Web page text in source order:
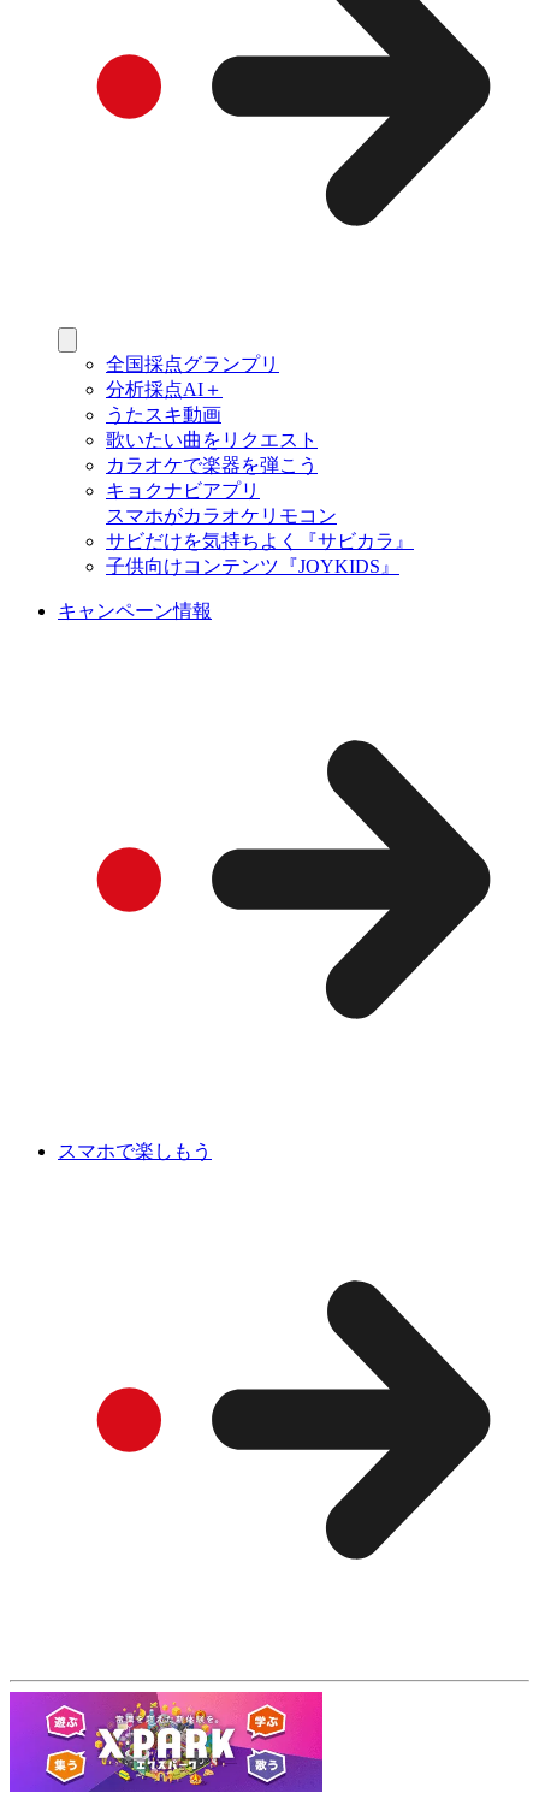
全国採点グランプリ
分析採点AI＋
うたスキ動画
歌いたい曲をリクエスト
カラオケで楽器を弾こう
キョクナビアプリ
スマホがカラオケリモコン
サビだけを気持ちよく『サビカラ』
子供向けコンテンツ『JOYKIDS』
キャンペーン情報
スマホで楽しもう